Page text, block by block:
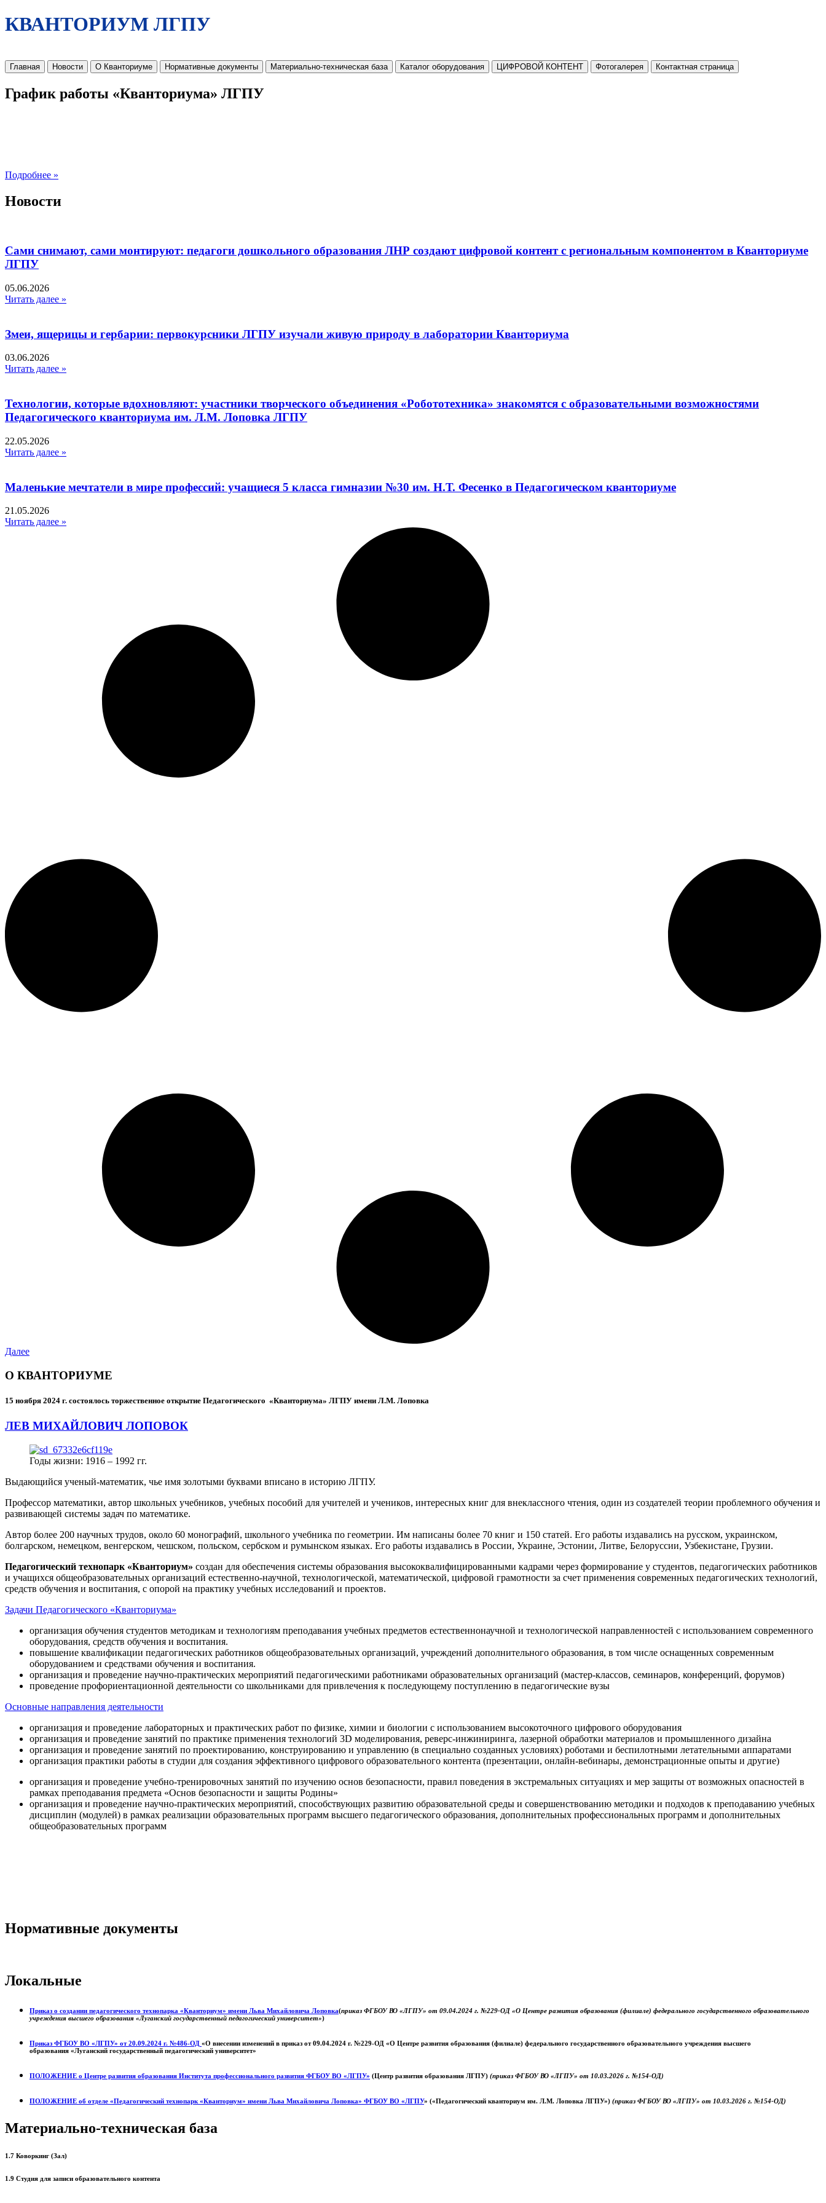
КВАНТОРИУМ ЛГПУ
Главная Новости О Кванториуме Нормативные документы Материально-техническая база Каталог оборудования ЦИФРОВОЙ КОНТЕНТ Фотогалерея Контактная страница
График работы «Кванториума» ЛГПУ
Подробнее »
Новости
Сами снимают, сами монтируют: педагоги дошкольного образования ЛНР создают цифровой контент с региональным компонентом в Кванториуме
ЛГПУ​
05.06.2026
Читать далее »
Змеи, ящерицы и гербарии: первокурсники ЛГПУ изучали живую природу в лаборатории Кванториума
03.06.2026
Читать далее »
Технологии, которые вдохновляют: участники творческого объединения «Робототехника» знакомятся с образовательными возможностями
Педагогического кванториума им. Л.М. Лоповка ЛГПУ
22.05.2026
Читать далее »
Маленькие мечтатели в мире профессий: учащиеся 5 класса гимназии №30 им. Н.Т. Фесенко в Педагогическом кванториуме
21.05.2026
Читать далее »
Далее
О КВАНТОРИУМЕ
15 ноября 2024 г. состоялось торжественное открытие Педагогического «Кванториума» ЛГПУ имени Л.М. Лоповка
ЛЕВ МИХАЙЛОВИЧ ЛОПОВОК
Годы жизни: 1916 – 1992 гг.
Выдающийся ученый-математик, чье имя золотыми буквами вписано в историю ЛГПУ.
Профессор математики, автор школьных учебников, учебных пособий для учителей и учеников, интересных книг для внеклассного чтения, один из создателей теории проблемного обучения и
развивающей системы задач по математике.
Автор более 200 научных трудов, около 60 монографий, школьного учебника по геометрии. Им написаны более 70 книг и 150 статей. Его работы издавались на русском, украинском,
болгарском, немецком, венгерском, чешском, польском, сербском и румынском языках. Его работы издавались в России, Украине, Эстонии, Литве, Белоруссии, Узбекистане, Грузии.
Педагогический технопарк «Кванториум» создан для обеспечения системы образования высококвалифицированными кадрами через формирование у студентов, педагогических работников
и учащихся общеобразовательных организаций естественно-научной, технологической, математической, цифровой грамотности за счет применения современных педагогических технологий,
средств обучения и воспитания, с опорой на практику учебных исследований и проектов.
Задачи Педагогического «Кванториума»
организация обучения студентов методикам и технологиям преподавания учебных предметов естественнонаучной и технологической направленностей с использованием современного
оборудования, средств обучения и воспитания.
повышение квалификации педагогических работников общеобразовательных организаций, учреждений дополнительного образования, в том числе оснащенных современным
оборудованием и средствами обучения и воспитания.
организация и проведение научно-практических мероприятий педагогическими работниками образовательных организаций (мастер-классов, семинаров, конференций, форумов)
проведение профориентационной деятельности со школьниками для привлечения к последующему поступлению в педагогические вузы
Основные направления деятельности
организация и проведение лабораторных и практических работ по физике, химии и биологии с использованием высокоточного цифрового оборудования
организация и проведение занятий по практике применения технологий 3D моделирования, реверс-инжиниринга, лазерной обработки материалов и промышленного дизайна
организация и проведение занятий по проектированию, конструированию и управлению (в специально созданных условиях) роботами и беспилотными летательными аппаратами
организация практики работы в студии для создания эффективного цифрового образовательного контента (презентации, онлайн-вебинары, демонстрационные опыты и другие)
организация и проведение учебно-тренировочных занятий по изучению основ безопасности, правил поведения в экстремальных ситуациях и мер защиты от возможных опасностей в
рамках преподавания предмета «Основ безопасности и защиты Родины»
организация и проведение научно-практических мероприятий, способствующих развитию образовательной среды и совершенствованию методики и подходов к преподаванию учебных
дисциплин (модулей) в рамках реализации образовательных программ высшего педагогического образования, дополнительных профессиональных программ и дополнительных
общеобразовательных программ
Нормативные документы
Локальные
Приказ о создании педагогического технопарка «Кванториум» имени Льва Михайловича Лоповка(приказ ФГБОУ ВО «ЛГПУ» от 09.04.2024 г. №229-ОД «О Центре развития образования (филиале) федерального государственного образовательного
учреждения высшего образования «Луганский государственный педагогический университет»)
Приказ ФГБОУ ВО «ЛГПУ» от 20.09.2024 г. №486-ОД «О внесении изменений в приказ от 09.04.2024 г. №229-ОД «О Центре развития образования (филиале) федерального государственного образовательного учреждения высшего
образования «Луганский государственный педагогический университет»
ПОЛОЖЕНИЕ о Центре развития образования Института профессионального развития ФГБОУ ВО «ЛГПУ» (Центр развития образования ЛГПУ) (приказ ФГБОУ ВО «ЛГПУ» от 10.03.2026 г. №154-ОД)
ПОЛОЖЕНИЕ об отделе «Педагогический технопарк «Кванториум» имени Льва Михайловича Лоповка» ФГБОУ ВО «ЛГПУ» («Педагогический кванториум им. Л.М. Лоповка ЛГПУ») (приказ ФГБОУ ВО «ЛГПУ» от 10.03.2026 г. №154-ОД)
Материально-техническая база
1.7 Коворкинг (Зал)
1.9 Студия для записи образовательного контента